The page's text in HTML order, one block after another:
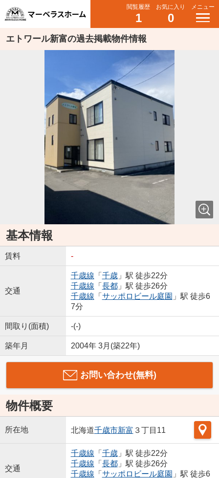
閲覧履歴
1
お気に入り
0
メニュー
エトワール新富の過去掲載物件情報
基本情報
賃料 -
交通
千歳線 「 千歳」駅 徒歩22分
千歳線 「 長都」駅 徒歩26分
千歳線 「 サッポロビール庭園 」駅 徒歩6
7分
間取り(面積) -(-)
築年月 2004年 3月(築22年)
お問い合わせ(無料)
物件概要
所在地 北海道千歳市新富 ３丁目11
交通
千歳線 「 千歳」駅 徒歩22分
千歳線 「 長都」駅 徒歩26分
千歳線 「 サッポロビール庭園 」駅 徒歩6